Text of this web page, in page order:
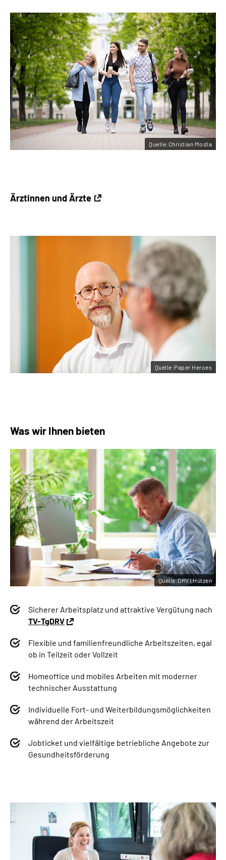
Quelle:Christian Modla
Ärztinnen und Ärzte
Quelle:Paper Heroes
Was wir Ihnen bieten
Sicherer Arbeitsplatz und attraktive Vergütung nach
TV-TgDRV
Flexible und familienfreundliche Arbeitszeiten, egal
ob in Teilzeit oder Vollzeit
Homeoffice und mobiles Arbeiten mit moderner
technischer Ausstattung
Individuelle Fort- und Weiterbildungsmöglichkeiten
während der Arbeitszeit
Jobticket und vielfältige betriebliche Angebote zur
Gesundheitsförderung
Quelle:DRV | Hützen